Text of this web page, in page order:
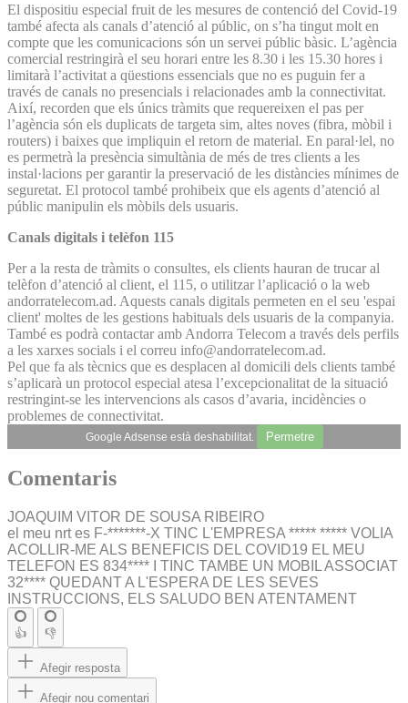
El dispositiu especial fruit de les mesures de contenció del Covid-19
també afecta als canals d’atenció al públic, on s’ha tingut molt en
compte que les comunicacions són un servei públic bàsic. L’agència
comercial restringirà el seu horari entre les 8.30 i les 15.30 hores i
limitarà l’activitat a qüestions essencials que no es puguin fer a
través de canals no presencials i relacionades amb la connectivitat.
Així, recorden que els únics tràmits que requereixen el pas per
l’agència són els duplicats de targeta sim, altes noves (fibra, mòbil i
routers) i baixes que impliquin el retorn de material. En paral·lel, no
es permetrà la presència simultània de més de tres clients a les
instal·lacions per garantir la preservació de les distàncies mínimes de
seguretat. El protocol també prohibeix que els agents d’atenció al
públic manipulin els mòbils dels usuaris.
Canals digitals i telèfon 115
Per a la resta de tràmits o consultes, els clients hauran de trucar al
telèfon d’atenció al client, el 115, o utilitzar l’aplicació o la web
andorratelecom.ad. Aquests canals digitals permeten en el seu 'espai
client' moltes de les gestions habituals dels usuaris de la companyia.
També es podrà contactar amb Andorra Telecom a través dels perfils
a les xarxes socials i el correu info@andorratelecom.ad.
Pel que fa als tècnics que es desplacen al domicili dels clients també
s’aplicarà un protocol especial atesa l’excepcionalitat de la situació
restringint-se les intervencions als casos d’avaria, incidències o
problemes de connectivitat.
Google Adsense està deshabilitat. Permetre
Comentaris
JOAQUIM VITOR DE SOUSA RIBEIRO
el meu nrt es F-*******-X TINC L'EMPRESA ***** ***** VOLIA
ACOLLIR-ME ALS BENEFICIS DEL COVID19 EL MEU
TELEFON ES 834**** I TINC TAMBE UN MOBIL ASSOCIAT
32**** QUEDANT A L'ESPERA DE LES SEVES
INSTRUCCIONS, ELS SALUDO BEN ATENTAMENT
👍 👎
Afegir resposta
Afegir nou comentari